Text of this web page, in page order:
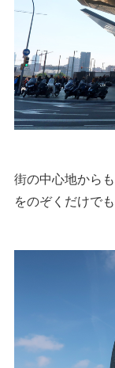
街の中心地から
をのぞくだけで